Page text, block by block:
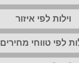
וילות לפי איזור
לפי טווחי מחירים